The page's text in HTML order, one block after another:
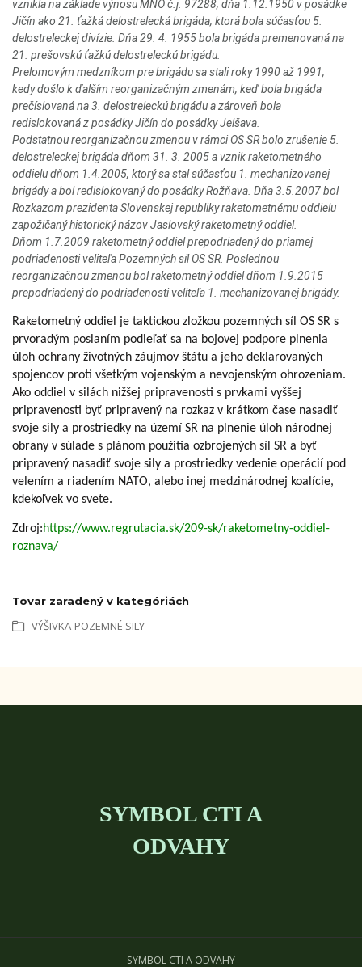
vznikla na základe výnosu MNO č.j. 97288, dňa 1.12.1950 v posádke
Jičín ako 21. ťažká delostrelecká brigáda, ktorá bola súčasťou 5.
delostreleckej divízie. Dňa 29. 4. 1955 bola brigáda premenovaná na
21. prešovskú ťažkú delostreleckú brigádu.
Prelomovým medzníkom pre brigádu sa stali roky 1990 až 1991,
kedy došlo k ďalším reorganizačným zmenám, keď bola brigáda
prečíslovaná na 3. delostreleckú brigádu a zároveň bola
redislokovaná z posádky Jičín do posádky Jelšava.
Podstatnou reorganizačnou zmenou v rámci OS SR bolo zrušenie 5.
delostreleckej brigáda dňom 31. 3. 2005 a vznik raketometného
oddielu dňom 1.4.2005, ktorý sa stal súčasťou 1. mechanizovanej
brigády a bol redislokovaný do posádky Rožňava. Dňa 3.5.2007 bol
Rozkazom prezidenta Slovenskej republiky raketometnému oddielu
zapožičaný historický názov Jaslovský raketometný oddiel.
Dňom 1.7.2009 raketometný oddiel prepodriadený do priamej
podriadenosti veliteľa Pozemných síl OS SR. Poslednou
reorganizačnou zmenou bol raketometný oddiel dňom 1.9.2015
prepodriadený do podriadenosti veliteľa 1. mechanizovanej brigády.
Raketometný oddiel je taktickou zložkou pozemných síl OS SR s
prvoradým poslaním podieľať sa na bojovej podpore plnenia
úloh ochrany životných záujmov štátu a jeho deklarovaných
spojencov proti všetkým vojenským a nevojenským ohrozeniam.
Ako oddiel v silách nižšej pripravenosti s prvkami vyššej
pripravenosti byť pripravený na rozkaz v krátkom čase nasadiť
svoje sily a prostriedky na území SR na plnenie úloh národnej
obrany v súlade s plánom použitia ozbrojených síl SR a byť
pripravený nasadiť svoje sily a prostriedky vedenie operácií pod
velením a riadením NATO, alebo inej medzinárodnej koalície,
kdekoľvek vo svete.
Zdroj:https://www.regrutacia.sk/209-sk/raketometny-oddiel-
roznava/
Tovar zaradený v kategóriách
VÝŠIVKA-POZEMNÉ SILY
SYMBOL CTI A
ODVAHY
SYMBOL CTI A ODVAHY